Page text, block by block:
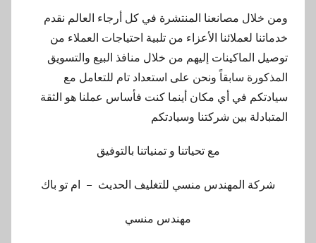
ومن خلال مصانعنا المنتشرة في كل أرجاء العالم نقدم
خدماتنا لعملائنا الأعزاء من تلبية احتياجات العملاء من
توصيل الماكينات إليهم من خلال منافذ البيع والتسويق
المذكورة سابقاً ونحن على استعداد تام للتعامل مع
سيادتكم في أي مكان أينما كنت فأساس عملنا هو الثقة
المتبادلة بين شركتنا وسيادتكم
مع تحياتنا و تمنياتنا بالتوفيق
شركة المهندس منسي للتغليف الحديث – ام تو باك
مهندس منسي